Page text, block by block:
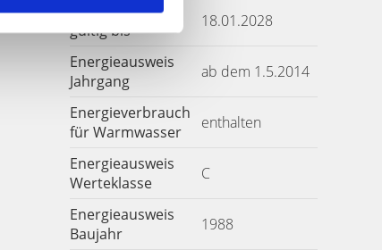
Energieausweis
gültig bis
18.01.2028
Energieausweis
Jahrgang
ab dem 1.5.2014
Energieverbrauch
für Warmwasser
enthalten
Energieausweis
Werteklasse
C
Energieausweis
Baujahr
1988